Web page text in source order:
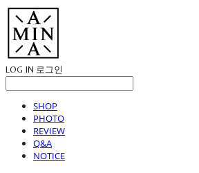
LOG IN 로그인
SHOP
PHOTO
REVIEW
Q&A
NOTICE